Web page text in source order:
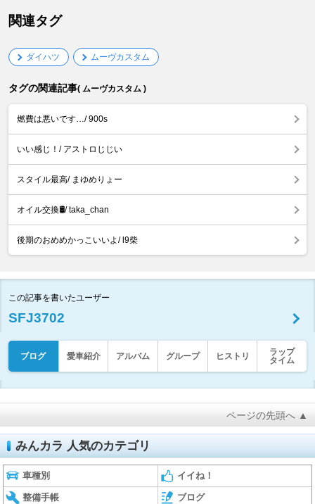
関連タグ
ダイハツ ムーヴカスタム
タグの関連記事( ムーヴカスタム )
燃費は悪いです…/ 900s
いい感じ！/ アストロじじい
スタイル最高/ まゆめりょー
オイル交換🛢️/ taka_chan
後期のおめめかっこいいよ/ l9柴
この記事を書いたユーザー
SFJ3702
ブログ 愛車紹介 アルバム グループ ヒストリ
ラップ
タイム
ページの先頭へ ▲
みんカラ 人気のカテゴリ
車種別 イイね！
整備手帳 ブログ